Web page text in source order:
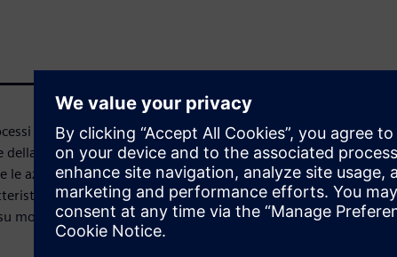
decisionali sempre più agili ed efficaci. Ciò
progettazione di sistemi basata su
le aziende, come metodo per collaudare e
dei sistemi. Il corso sulla
modelli (MBSE) con Teamcenter e NX fornisce